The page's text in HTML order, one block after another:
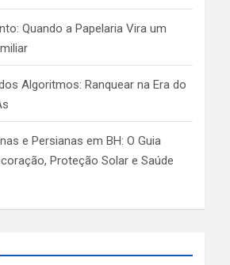
Quando a Papelaria Vira um
Algoritmos: Ranquear na Era do
e Persianas em BH: O Guia
Proteção Solar e Saúde